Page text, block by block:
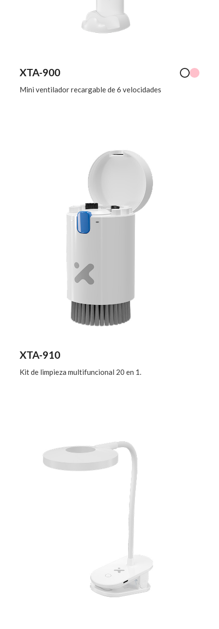
XTA-900
Mini ventilador recargable de 6 velocidades
XTA-910
Kit de limpieza multifuncional 20 en 1.